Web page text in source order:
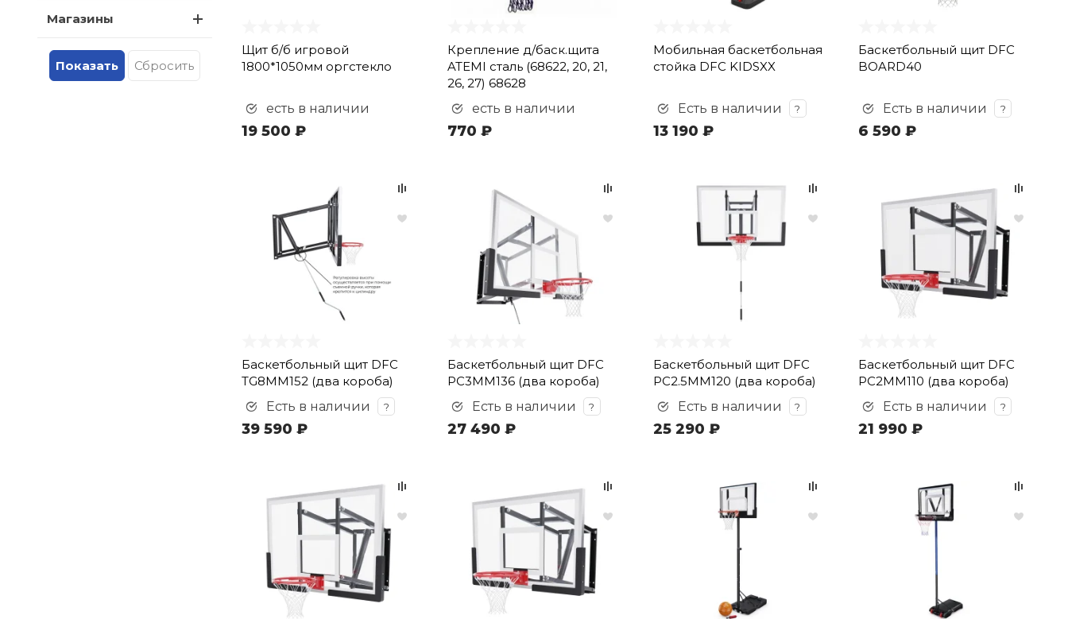
Магазины
Щит б/б игровой
1800*1050мм оргстекло
есть в наличии
19 500 ₽
Крепление д/баск.щита
ATEMI сталь (68622, 20, 21,
26, 27) 68628
есть в наличии
770 ₽
Мобильная баскетбольная
стойка DFC KIDSXX
Есть в наличии ?
13 190 ₽
Баскетбольный щит DFC
BOARD40
Есть в наличии ?
6 590 ₽
Баскетбольный щит DFC
TG8MM152 (два короба)
Есть в наличии
?
39 590 ₽
Баскетбольный щит DFC
PC3MM136 (два короба)
Есть в наличии
?
27 490 ₽
Баскетбольный щит DFC
PC2.5MM120 (два короба)
Есть в наличии
?
25 290 ₽
Баскетбольный щит DFC
PC2MM110 (два короба)
Есть в наличии
?
21 990 ₽